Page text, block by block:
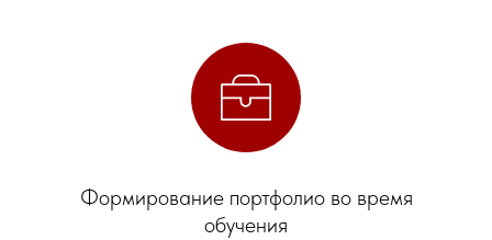
Формирование портфолио во время
обучения